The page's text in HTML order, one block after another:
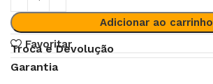
Adicionar ao carrinho
Favoritar
Troca e Devolução
Garantia